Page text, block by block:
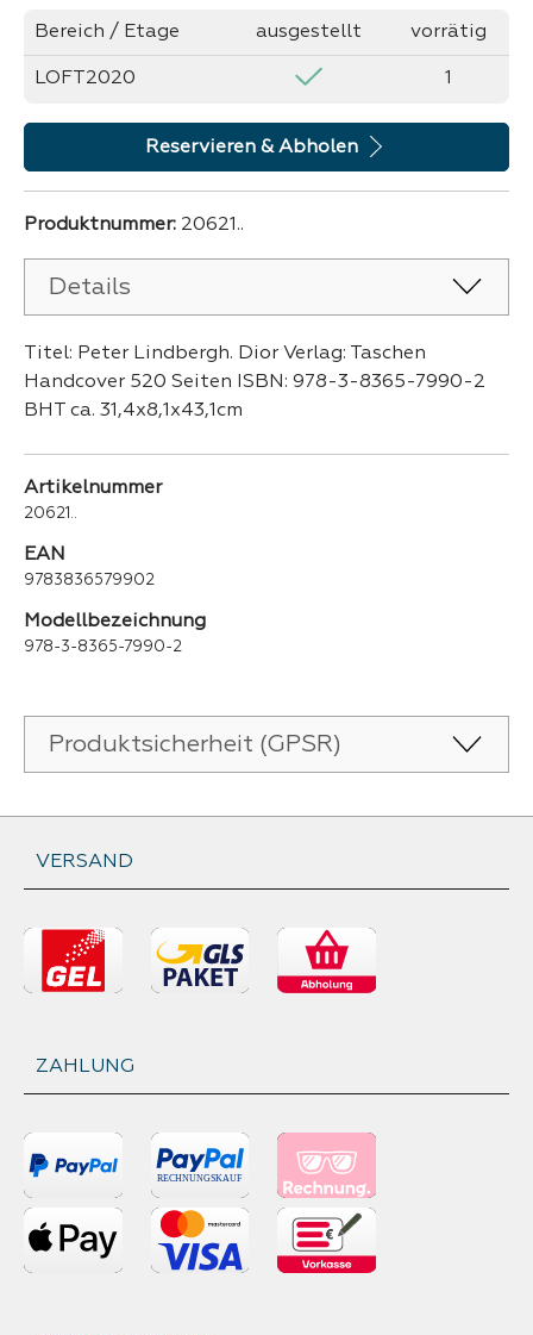
Bereich / Etage ausgestellt vorrätig
LOFT2020 1
Reservieren & Abholen
Produktnummer: 20621..
Details
Titel: Peter Lindbergh. Dior Verlag: Taschen
Handcover 520 Seiten ISBN: 978-3-8365-7990-2
BHT ca. 31,4x8,1x43,1cm
Artikelnummer
20621..
EAN
9783836579902
Modellbezeichnung
978-3-8365-7990-2
Produktsicherheit (GPSR)
VERSAND
ZAHLUNG